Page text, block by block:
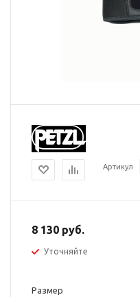
Артикул
8 130 руб.
Уточняйте
Размер